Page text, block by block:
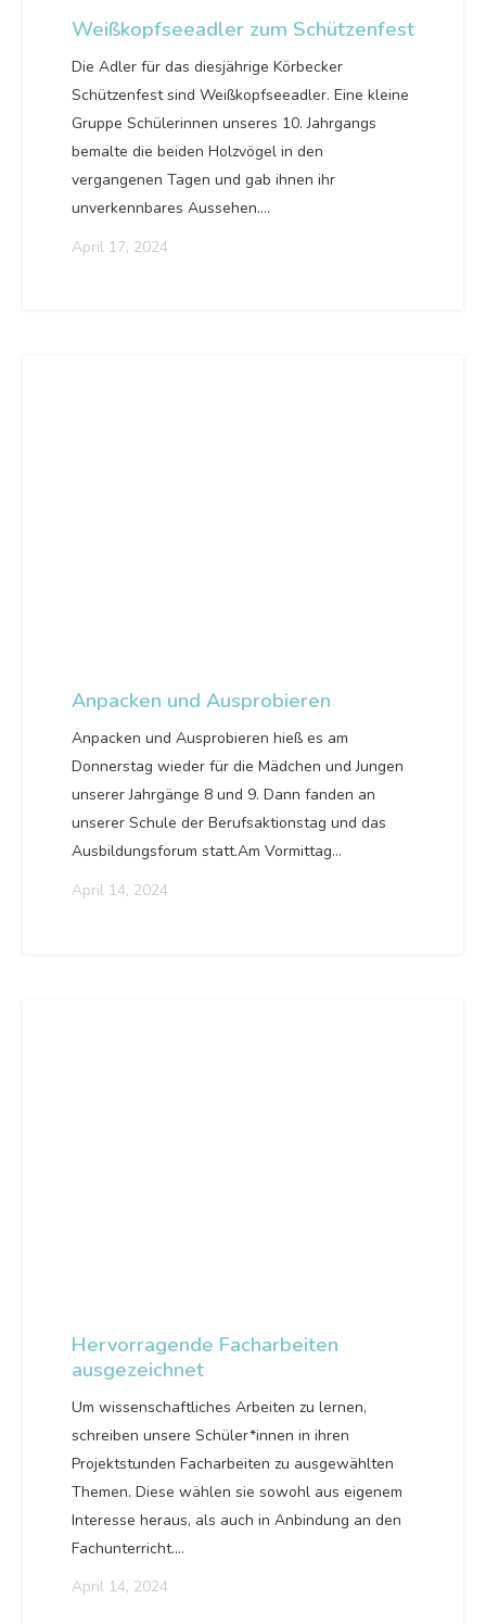
Weißkopfseeadler zum Schützenfest
Die Adler für das diesjährige Körbecker
Schützenfest sind Weißkopfseeadler. Eine kleine
Gruppe Schülerinnen unseres 10. Jahrgangs
bemalte die beiden Holzvögel in den
vergangenen Tagen und gab ihnen ihr
unverkennbares Aussehen.…
April 17, 2024
Anpacken und Ausprobieren
Anpacken und Ausprobieren hieß es am
Donnerstag wieder für die Mädchen und Jungen
unserer Jahrgänge 8 und 9. Dann fanden an
unserer Schule der Berufsaktionstag und das
Ausbildungsforum statt.Am Vormittag…
April 14, 2024
Hervorragende Facharbeiten
ausgezeichnet
Um wissenschaftliches Arbeiten zu lernen,
schreiben unsere Schüler*innen in ihren
Projektstunden Facharbeiten zu ausgewählten
Themen. Diese wählen sie sowohl aus eigenem
Interesse heraus, als auch in Anbindung an den
Fachunterricht.…
April 14, 2024